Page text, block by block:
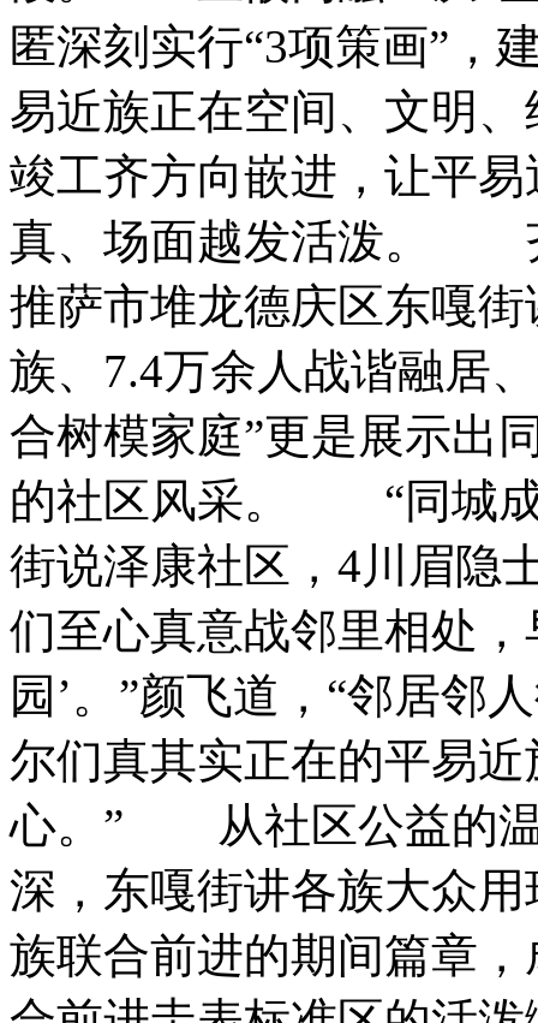
匿深刻实行“3项策画”，
易近族正在空间、文明
竣工齐方向嵌进，让平
真、场面越发活泼。
推萨市堆龙德庆区东嘎
族、7.4万余人战谐融居
合树模家庭”更是展示出
的社区风采。 “同城成
街说泽康社区，4川眉隐
们至心真意战邻里相处
园’。”颜飞道，“邻居邻
尔们真其实正在的平易
心。” 从社区公益的温
深，东嘎街讲各族大众
族联合前进的期间篇章